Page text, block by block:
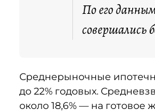
По его
совершались
Среднерыночные
до 22% годовых.
около 18,6% — на